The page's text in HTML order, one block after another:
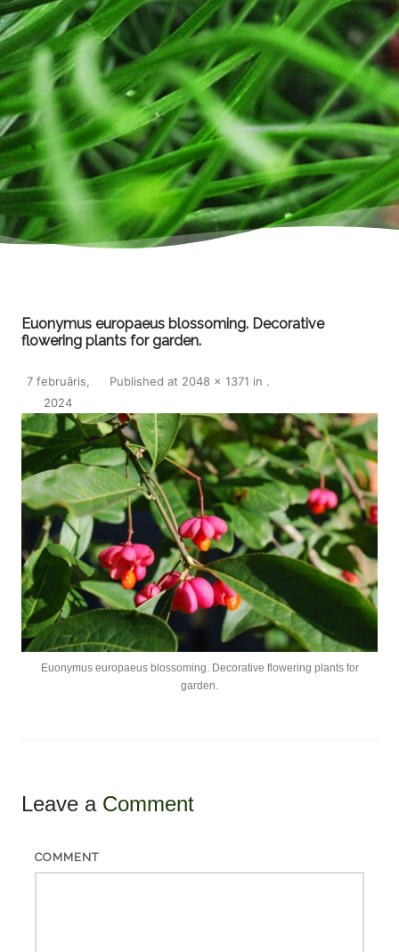
Euonymus europaeus blossoming. Decorative
flowering plants for garden.
Published
7 februāris,
2024
at 2048 × 1371 in .
Euonymus europaeus blossoming. Decorative flowering plants for
garden.
Leave a Comment
COMMENT